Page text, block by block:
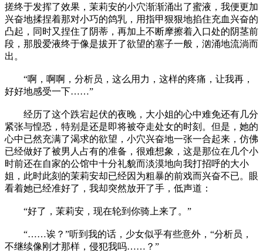
搓终于发挥了效果，茉莉安的小穴渐渐涌出了蜜液，我便更加
兴奋地揉捏着那对小巧的鸽乳，用指甲狠狠地掐住充血兴奋的
凸起，同时又捏住了阴蒂，再加上不断摩擦着入口处的阴茎前
段，那股爱液终于像是拔开了欲望的塞子一般，汹涌地流淌而
出。
“啊，啊啊，分析员，这么用力，这样的疼痛，让我再，
好好地感受一下……”
经历了这个跌宕起伏的夜晚，大小姐的心中难免还有几分
紧张与惶恐，特别是还是即将被夺走处女的时刻。但是，她的
心中已然充满了渴求的欲望，小穴兴奋地一张一合起来，仿佛
已经做好了被男人占有的准备，很难想象，这是那位在几个小
时前还在自家的公馆中十分礼貌而淡漠地向我打招呼的大小
姐，此时此刻的茉莉安却已经因为粗暴的前戏而兴奋不已。眼
看着她已经准好了，我却突然放开了手，低声道：
“好了，茉莉安，现在轮到你骑上来了。”
“……诶？”听到我的话，少女似乎有些意外，“分析员，
不继续像刚才那样，侵犯我吗……？”